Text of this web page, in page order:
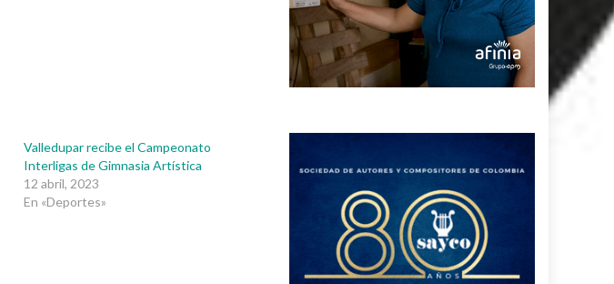
Valledupar recibe el Campeonato
Interligas de Gimnasia Artística
12 abril, 2023
En «Deportes»